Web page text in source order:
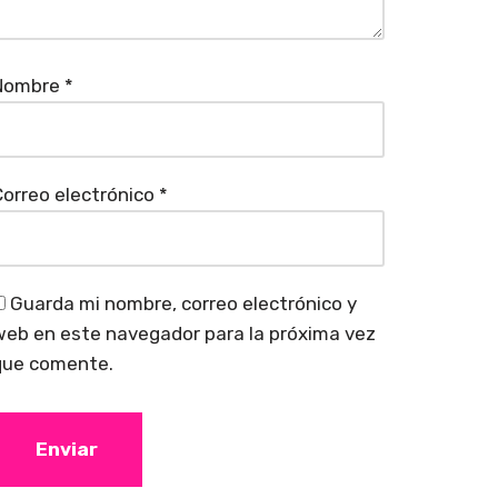
*
electrónico *
Guarda mi nombre, correo electrónico y
en este navegador para la próxima vez
comente.